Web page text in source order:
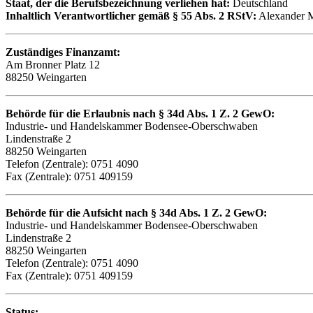
Staat, der die Berufsbezeichnung verliehen hat: Deutschland
Inhaltlich Verantwortlicher gemäß § 55 Abs. 2 RStV: Alexander
Zuständiges Finanzamt:
Am Bronner Platz 12
88250 Weingarten
Behörde für die Erlaubnis nach § 34d Abs. 1 Z. 2 GewO:
Industrie- und Handelskammer Bodensee-Oberschwaben
Lindenstraße 2
88250 Weingarten
Telefon (Zentrale): 0751 4090
Fax (Zentrale): 0751 409159
Behörde für die Aufsicht nach § 34d Abs. 1 Z. 2 GewO:
Industrie- und Handelskammer Bodensee-Oberschwaben
Lindenstraße 2
88250 Weingarten
Telefon (Zentrale): 0751 4090
Fax (Zentrale): 0751 409159